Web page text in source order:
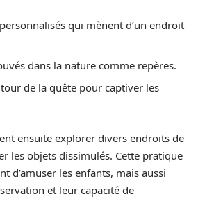
qui mènent d’un endroit
dans la nature comme repères.
de la quête pour captiver les
ensuite explorer divers endroits de
les objets dissimulés. Cette pratique
d’amuser les enfants, mais aussi
et leur capacité de